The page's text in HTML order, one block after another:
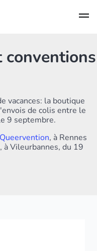
conventions
vacances: la boutique
de colis entre le
9 septembre.
Queervention, à Rennes
, à Vileurbannes, du 19